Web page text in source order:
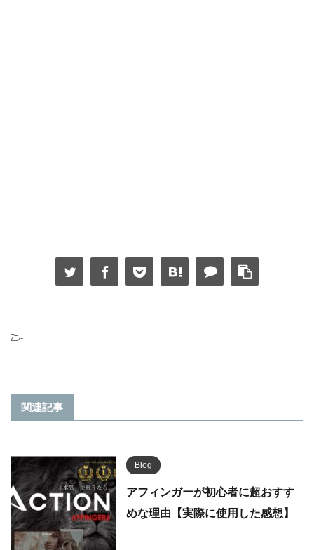
-
関連記事
Blog
アフィンガーが初心者に超おすす
めな理由【実際に使用した感想】